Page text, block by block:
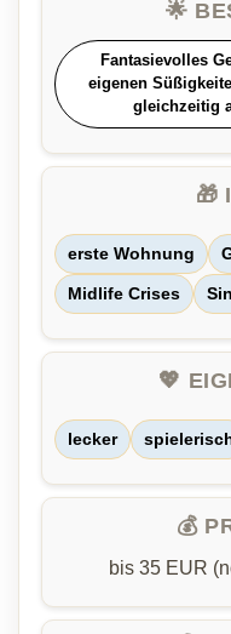
🌟
Fantasievolles
eigenen
gleichzeitig
🎁
erste Wohnung
Midlife Crises
💖
lecker
💰
bis 35 EUR